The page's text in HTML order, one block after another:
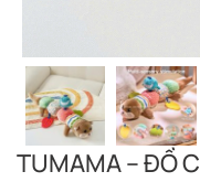
TUMAMA – ĐỒ